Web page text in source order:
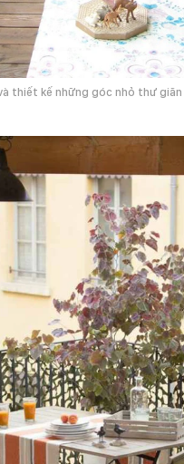
thiết kế những góc nhỏ thư giãn